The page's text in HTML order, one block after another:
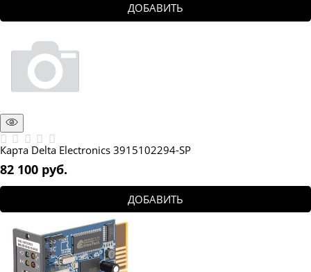
ДОБАВИТЬ
Карта Delta Electronics 3915102294-SP
82 100 руб.
ДОБАВИТЬ